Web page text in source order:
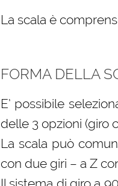
La scala è
FORMA DELLA
E’ possibile
delle 3 opzioni (giro
La scala può
con due giri – a Z